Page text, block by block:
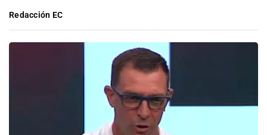
Redacción EC